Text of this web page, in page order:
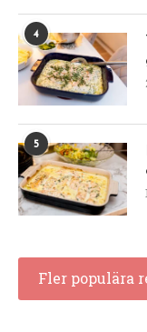
4
5
Fler populära